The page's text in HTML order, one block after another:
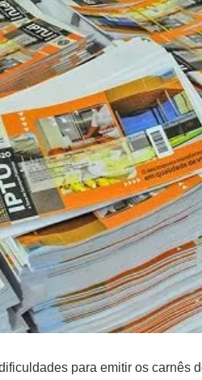
para emitir os carnês